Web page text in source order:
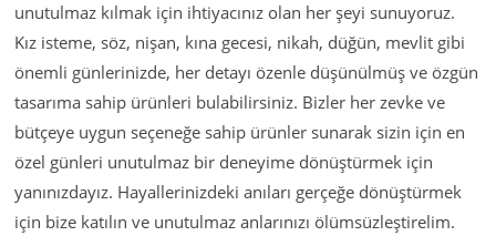
unutulmaz kılmak için ihtiyacınız olan her şeyi sunuyoruz.
Kız isteme, söz, nişan, kına gecesi, nikah, düğün, mevlit gibi
önemli günlerinizde, her detayı özenle düşünülmüş ve özgün
tasarıma sahip ürünleri bulabilirsiniz. Bizler her zevke ve
bütçeye uygun seçeneğe sahip ürünler sunarak sizin için en
özel günleri unutulmaz bir deneyime dönüştürmek için
yanınızdayız. Hayallerinizdeki anıları gerçeğe dönüştürmek
için bize katılın ve unutulmaz anlarınızı ölümsüzleştirelim.